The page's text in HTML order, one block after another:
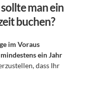
man ein
buchen?
im Voraus
mindestens ein Jahr
dass Ihr